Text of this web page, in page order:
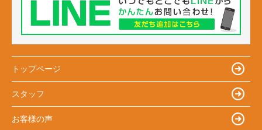
トップページ
スタッフ
お客様の声